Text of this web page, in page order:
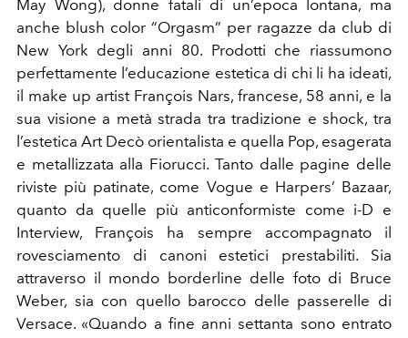
May Wong), donne fatali di un’epoca lontana, ma
anche blush color “Orgasm” per ragazze da club di
New York degli anni 80. Prodotti che riassumono
perfettamente l’educazione estetica di chi li ha ideati,
il make up artist François Nars, francese, 58 anni, e la
sua visione a metà strada tra tradizione e shock, tra
l’estetica Art Decò orientalista e quella Pop, esagerata
e metallizzata alla Fiorucci. Tanto dalle pagine delle
riviste più patinate, come Vogue e Harpers’ Bazaar,
quanto da quelle più anticonformiste come i-D e
Interview, François ha sempre accompagnato il
rovesciamento di canoni estetici prestabiliti. Sia
attraverso il mondo borderline delle foto di Bruce
Weber, sia con quello barocco delle passerelle di
Versace. «Quando a fine anni settanta sono entrato